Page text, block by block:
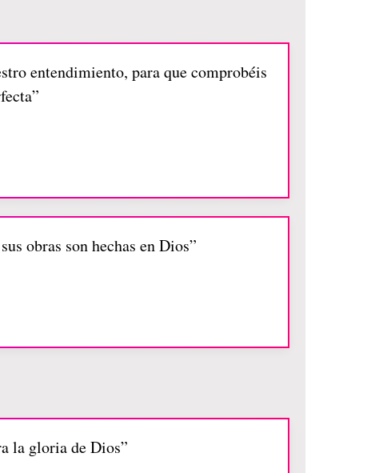
entendimiento, para que comprobéis
obras son hechas en Dios”
la gloria de Dios”